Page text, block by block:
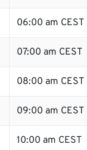
06:00 am CEST
07:00 am CEST
08:00 am CEST
09:00 am CEST
10:00 am CEST